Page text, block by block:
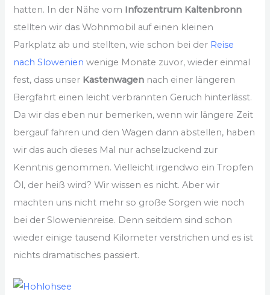
hatten. In der Nähe vom Infozentrum Kaltenbronn
stellten wir das Wohnmobil auf einen kleinen
Parkplatz ab und stellten, wie schon bei der Reise
nach Slowenien wenige Monate zuvor, wieder einmal
fest, dass unser Kastenwagen nach einer längeren
Bergfahrt einen leicht verbrannten Geruch hinterlässt.
Da wir das eben nur bemerken, wenn wir längere Zeit
bergauf fahren und den Wagen dann abstellen, haben
wir das auch dieses Mal nur achselzuckend zur
Kenntnis genommen. Vielleicht irgendwo ein Tropfen
Öl, der heiß wird? Wir wissen es nicht. Aber wir
machten uns nicht mehr so große Sorgen wie noch
bei der Slowenienreise. Denn seitdem sind schon
wieder einige tausend Kilometer verstrichen und es ist
nichts dramatisches passiert.